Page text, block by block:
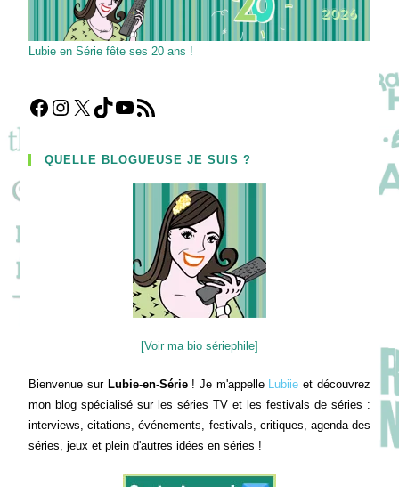
Lubie en Série fête ses 20 ans !
Facebook
Instagram
X TikTokYouTube
Flux RSS
QUELLE BLOGUEUSE JE SUIS ?
[Voir ma bio sériephile]
Bienvenue sur Lubie-en-Série! Je m'appelle Lubiie et découvrez
mon blog spécialisé sur les séries TV et les festivals de séries :
interviews, citations, événements, festivals, critiques, agenda des
séries, jeux et plein d'autres idées en séries !